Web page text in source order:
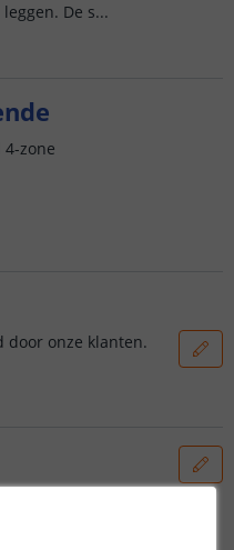
De s...
zone
door onze klanten.
product.